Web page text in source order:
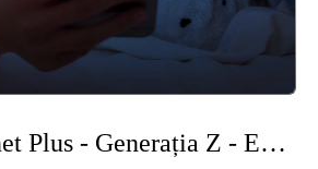
să se transforme într-un aflux de tineri
economiei și societății românești.
Podcast Euranet Plus - Generația Z - Episodul 26 - Ce impact are privarea de somn din cauza divertismentului?